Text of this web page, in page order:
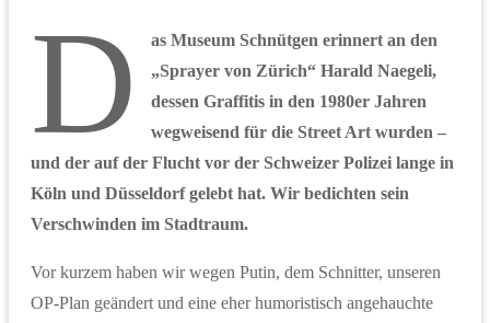
D
as Museum Schnütgen erinnert an den
„Sprayer von Zürich“ Harald Naegeli,
dessen Graffitis in den 1980er Jahren
wegweisend für die Street Art wurden –
und der auf der Flucht vor der Schweizer Polizei lange in
Köln und Düsseldorf gelebt hat. Wir bedichten sein
Verschwinden im Stadtraum.
Vor kurzem haben wir wegen Putin, dem Schnitter, unseren
OP-Plan geändert und eine eher humoristisch angehauchte